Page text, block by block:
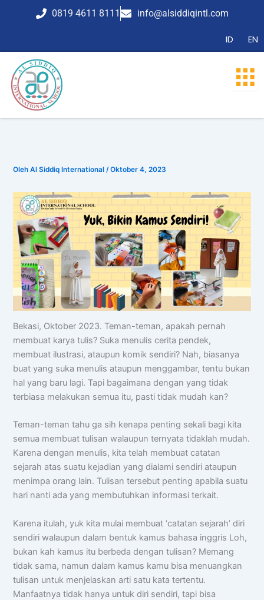
0819 4611 8111 info@alsiddiqintl.com
ID EN
OlehAl Siddiq International/Oktober 4, 2023
Bekasi, Oktober 2023. Teman-teman, apakah pernah
membuat karya tulis? Suka menulis cerita pendek,
membuat ilustrasi, ataupun komik sendiri? Nah, biasanya
buat yang suka menulis ataupun menggambar, tentu bukan
hal yang baru lagi. Tapi bagaimana dengan yang tidak
terbiasa melakukan semua itu, pasti tidak mudah kan?
Teman-teman tahu ga sih kenapa penting sekali bagi kita
semua membuat tulisan walaupun ternyata tidaklah mudah.
Karena dengan menulis, kita telah membuat catatan
sejarah atas suatu kejadian yang dialami sendiri ataupun
menimpa orang lain. Tulisan tersebut penting apabila suatu
hari nanti ada yang membutuhkan informasi terkait.
Karena itulah, yuk kita mulai membuat ‘catatan sejarah’ diri
sendiri walaupun dalam bentuk kamus bahasa inggris Loh,
bukan kah kamus itu berbeda dengan tulisan? Memang
tidak sama, namun dalam kamus kamu bisa menuangkan
tulisan untuk menjelaskan arti satu kata tertentu.
Manfaatnya tidak hanya untuk diri sendiri, tapi bisa